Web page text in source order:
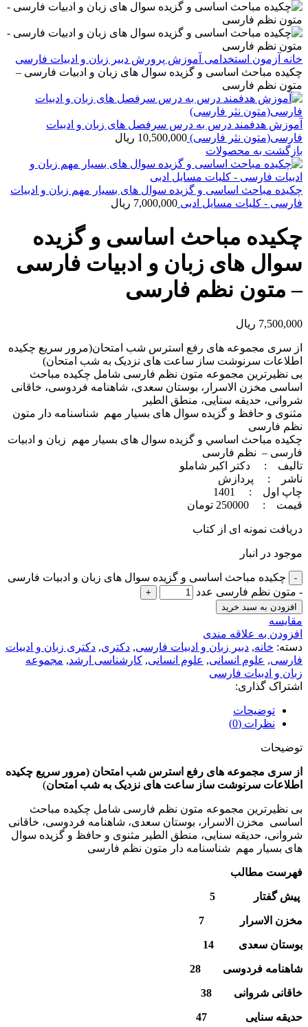
خانه آزمون استخدامی آموزش پرورش دبير زبان و ادبیات فارسی
چکیده مباحث اساسی و گزیده سوال های زبان و ادبیات فارسی –
متون نظم فارسی
آموزش هدفمند درس به درس سرفصل های زبان و ادبیات
فارسی(متون نثر فارسی) 10,500,000 ریال
بازگشت به محصولات
چکیده مباحث اساسی و گزیده سوال های بسیار مهم زبان و ادبیات
فارسی - کلیات مسایل ادبی 7,000,000 ریال
چکیده مباحث اساسی و گزیده
سوال های زبان و ادبیات فارسی
– متون نظم فارسی
7,500,000 ریال
از سری مجموعه های رفع استرس شب امتحان(مرور سریع چکیده
اطلاعات سرنوشت ساز ساعت های نزدیک به شب امتحان)
بی نظیرترین مجموعه متون نظم فارسی شامل چکیده مباحث
اساسی مخزن الاسرار، بوستان سعدی، شاهنامه فردوسی، خاقانی
شروانی، حدیقه سنایی، منطق الطیر
مثنوی و حافظ و گزیده سوال های بسیار مهم شناسنامه دار متون
نظم فارسی
چکیده مباحث اساسي و گزیده سوال های بسیار مهم زبان و ادبیات
فارسی – نظم فارسی
تالیف : دکتر اکبر شاملو
ناشر : پردازش
چاپ اول : 1401
قيمت : 250000 تومان
دریافت نمونه ای از کتاب
موجود در انبار
چکیده مباحث اساسی و گزیده سوال های زبان و ادبیات فارسی
- متون نظم فارسی عدد
افزودن به سبد خرید
مقايسه
افزودن به علاقه مندی
دسته: خانه, دبير زبان و ادبیات فارسی, دکتری, دکتری زبان و ادبیات
فارسی, علوم انسانی, علوم انسانی, کارشناسی ارشد, مجموعه
زبان و ادبیات فارسی
اشتراک گذاری:
توضیحات
نظرات (0)
توضیحات
از سری مجموعه های رفع استرس شب امتحان (مرور سریع چکیده
اطلاعات سرنوشت ساز ساعت های نزدیک به شب امتحان)
بی نظیرترین مجموعه متون نظم فارسی شامل چکیده مباحث
اساسی مخزن الاسرار، بوستان سعدی، شاهنامه فردوسی، خاقانی
شروانی، حدیقه سنایی، منطق الطیر مثنوی و حافظ و گزیده سوال
های بسیار مهم شناسنامه دار متون نظم فارسی
فهرست مطالب
پیش گفتار 5
مخزن الاسرار
بوستان سعدی 14
شاهنامه فردوسی
خاقانی شروانی 38
حدیقه سنایی